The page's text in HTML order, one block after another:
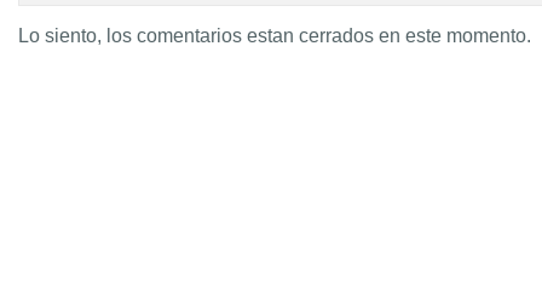
Lo siento, los comentarios estan cerrados en este momento.